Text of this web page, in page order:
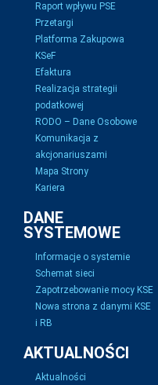
Raport wpływu PSE
Przetargi
Platforma Zakupowa
KSeF
Efaktura
Realizacja strategii
podatkowej
RODO – Dane Osobowe
Komunikacja z
akcjonariuszami
Mapa Strony
Kariera
DANE
SYSTEMOWE
Informacje o systemie
Schemat sieci
Zapotrzebowanie mocy KSE
Nowa strona z danymi KSE
i RB
AKTUALNOŚCI
Aktualności